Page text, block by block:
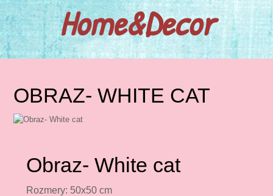
Home&Decor
OBRAZ- WHITE CAT
Obraz- White cat
Rozmery: 50x50 cm